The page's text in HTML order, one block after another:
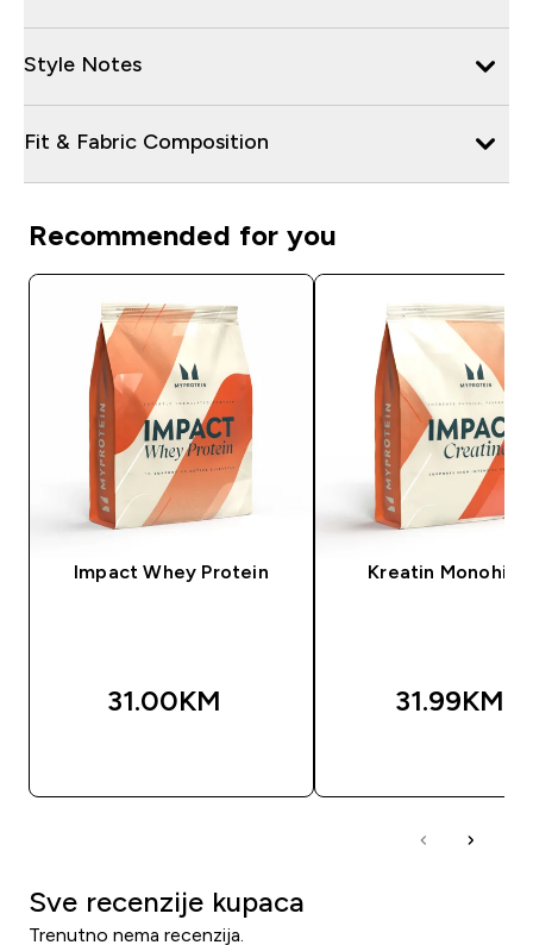
Style Notes
Fit & Fabric Composition
Recommended for you
Impact Whey Protein
31.00KM‎
Kreatin
31.99KM‎
Sve recenzije kupaca
Trenutno nema recenzija.